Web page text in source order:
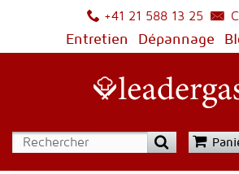
+41 21 588 13 25
Entretien
Dépannage